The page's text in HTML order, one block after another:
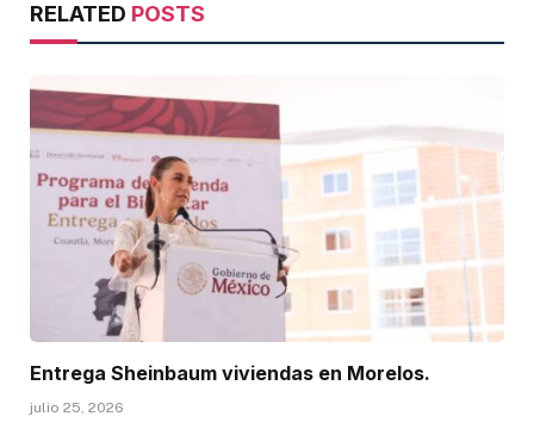
RELATED POSTS
Entrega Sheinbaum viviendas en Morelos.
julio 25, 2026